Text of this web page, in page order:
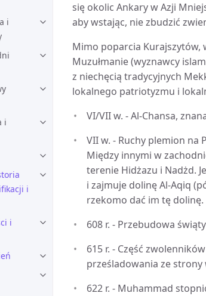
i
i
i
i
się okolic Ankary w Azji
aby wstając, nie zbudzić
Mimo poparcia Kurajszytów,
Muzułmanie (wyznawcy
z niechęcią tradycyjnych
lokalnego patriotyzmu i
VI/VII w. - Al-Chansa,
VII w. - Ruchy plemion na
Między innymi w
terenie Hidżazu i Nadżd.
i zajmuje dolinę Al-Aqiq
rzekomo dać im tę dolinę.
608 r. - Przebudowa
615 r. - Część
prześladowania ze
622 r. - Muhammad